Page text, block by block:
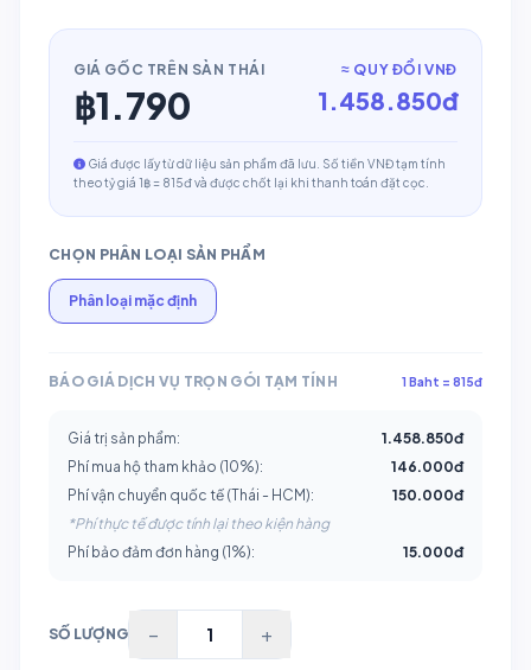
GIÁ GỐC TRÊN SÀN THÁI
฿1.790
≈ QUY ĐỔI VNĐ
1.458.850đ
Giá được lấy từ dữ liệu sản phẩm đã lưu. Số tiền VNĐ tạm tính
theo tỷ giá 1฿ = 815đ và được chốt lại khi thanh toán đặt cọc.
CHỌN PHÂN LOẠI SẢN PHẨM
Phân loại mặc định
BÁO GIÁ DỊCH VỤ TRỌN GÓI TẠM TÍNH 1 Baht = 815đ
Giá trị sản phẩm: 1.458.850đ
Phí mua hộ tham khảo (10%):
146.000đ
Phí vận chuyển quốc tế (Thái - HCM):
150.000đ
*Phí thực tế được tính lại theo kiện hàng
Phí bảo đảm đơn hàng (1%):
15.000đ
SỐ LƯỢNG − +